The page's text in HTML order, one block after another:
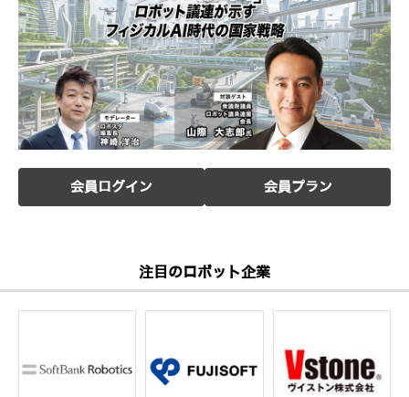
会員ログイン 会員プラン
注目のロボット企業